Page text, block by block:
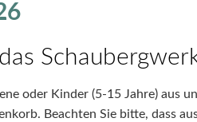
oder Kinder (5-15 Jahre) aus
Beachten Sie bitte, dass